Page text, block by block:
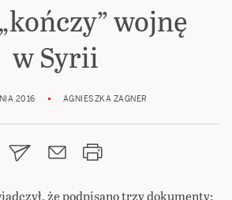
wojnę
w Syrii
2016 AGNIESZKA ZAGNER
że podpisano trzy dokumenty: